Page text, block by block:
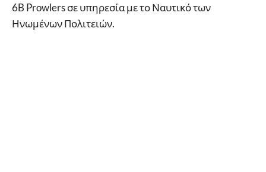
6B Prowlers σε υπηρεσία με το Ναυτικό των
Ηνωμένων Πολιτειών.